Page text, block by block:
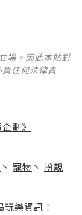
場。因此本站對
任何法律責
劃》
丶 寵物 丶 扮靚
樂資訊！